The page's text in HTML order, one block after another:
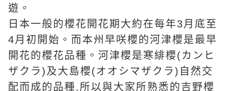
遊。
日本一般的櫻花開花期大約在每年3月底至
4月初開始。而本州早咲櫻的河津櫻是最早
開花的櫻花品種。河津櫻是寒緋櫻(カンヒ
ザクラ)及大島櫻(オオシマザクラ)自然交
配而成的品種,所以與大家所熟悉的吉野櫻